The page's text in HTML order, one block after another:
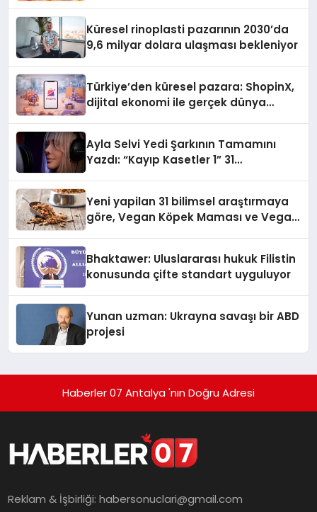
Küresel rinoplasti pazarının 2030’da
9,6 milyar dolara ulaşması bekleniyor
Türkiye’den küresel pazara: ShopinX,
dijital ekonomi ile gerçek dünya
Ayla Selvi Yedi Şarkının Tamamını
Yazdı: “Kayıp Kasetler 1” 31
Yeni yapilan 31 bilimsel araştırmaya
göre, Vegan Köpek Maması ve Vegan
Bhaktawer: Uluslararası hukuk Filistin
konusunda çifte standart uyguluyor
Yunan uzman: Ukrayna savaşı bir ABD
projesi
Haberler 07 Antalya 'nın Doğru Adresi
Reklam & İşbirliği:habersonuclari@gmail.com